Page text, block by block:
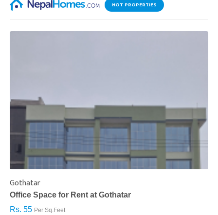
HOT PROPERTIES
Gothatar
Office Space for Rent at Gothatar
Rs. 55 Per Sq.Feet